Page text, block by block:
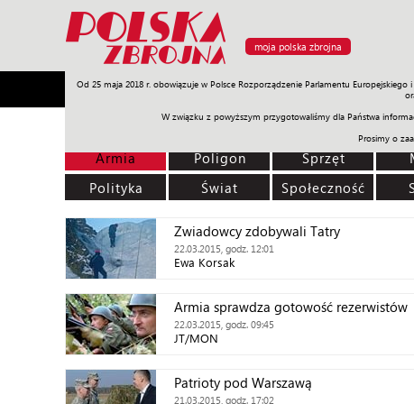
moja polska zbrojna
Od 25 maja 2018 r. obowiązuje w Polsce Rozporządzenie Parlamentu
W związku z powyższym przygotowaliśmy dla Państwa
Prosimy o
Armia Poligon Sprzęt Misje Polityka Prawo
Armia Poligon Sprzęt
Polityka
Świat Społeczność
Zwiadowcy zdobywali Tatry
22.03.2015, godz. 12:01
Ewa Korsak
Armia sprawdza gotowość rezerwistów
22.03.2015, godz. 09:45
JT/MON
Patrioty pod Warszawą
21.03.2015, godz. 17:02